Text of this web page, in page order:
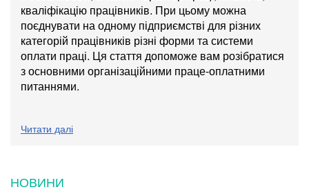
кваліфікацію працівників. При цьому можна
поєднувати на одному підприємстві для різних
категорій працівників різні форми та системи
оплати праці. Ця стаття допоможе вам розібратися
з основними організаційними праце-оплатними
питаннями.
Читати далі
НОВИНИ